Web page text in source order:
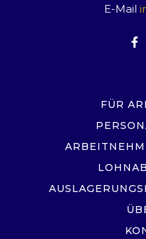
E-Mail
FÜR